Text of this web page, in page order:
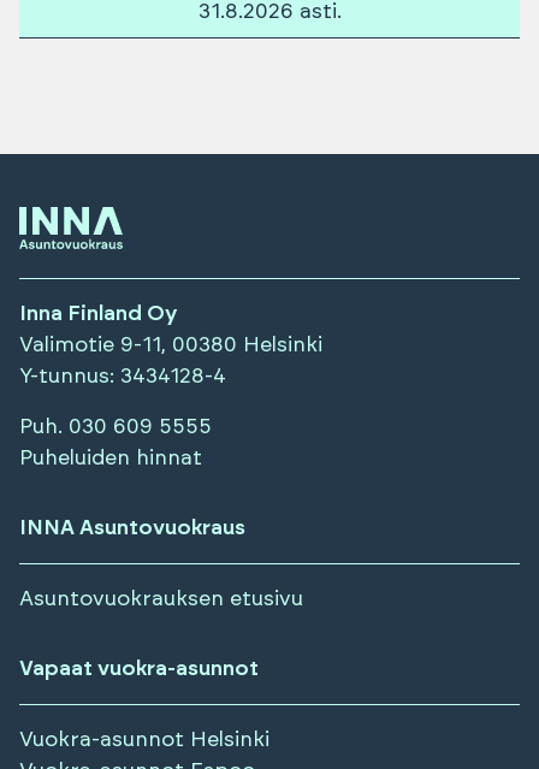
31.8.2026 asti.
Inna Finland Oy
Valimotie 9-11, 00380 Helsinki
Y-tunnus: 3434128-4
Puh. 030 609 5555
Puheluiden hinnat
INNA Asuntovuokraus
Asuntovuokrauksen etusivu
Vapaat vuokra-asunnot
Vuokra-asunnot Helsinki